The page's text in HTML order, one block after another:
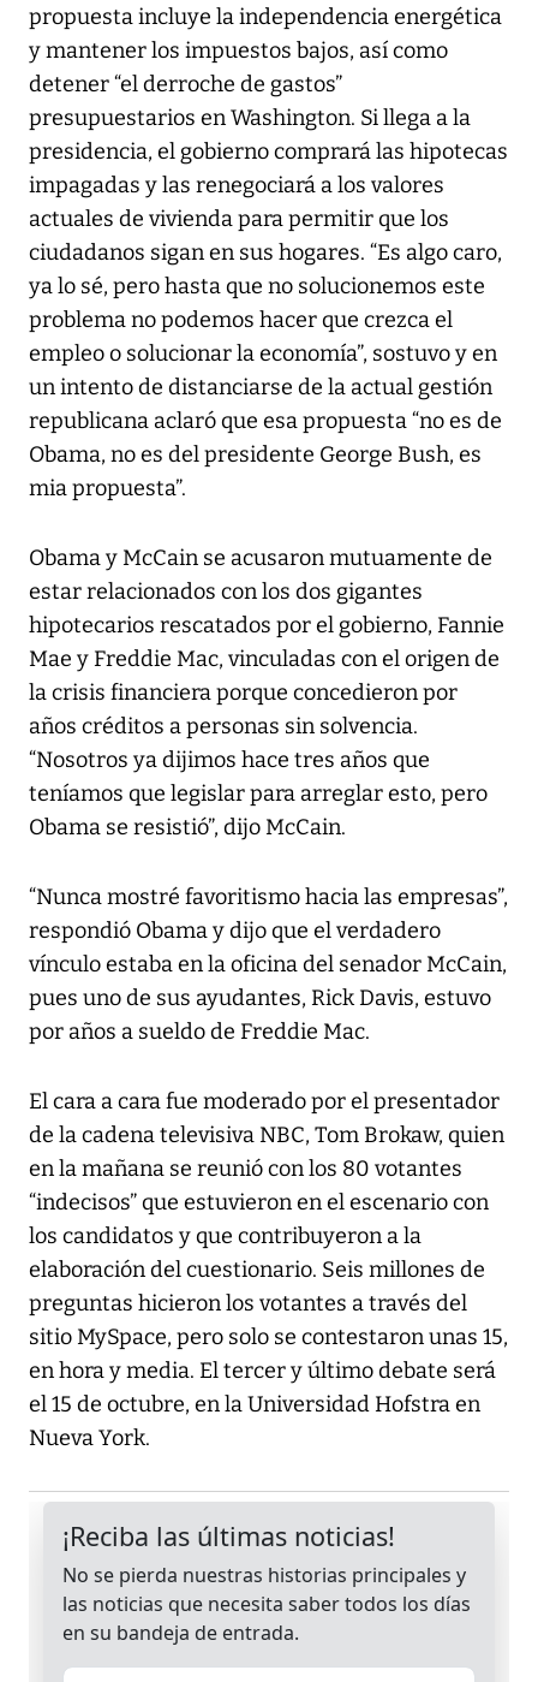
propuesta incluye la independencia energética
y mantener los impuestos bajos, así como
detener “el derroche de gastos”
presupuestarios en Washington. Si llega a la
presidencia, el gobierno comprará las hipotecas
impagadas y las renegociará a los valores
actuales de vivienda para permitir que los
ciudadanos sigan en sus hogares. “Es algo caro,
ya lo sé, pero hasta que no solucionemos este
problema no podemos hacer que crezca el
empleo o solucionar la economía”, sostuvo y en
un intento de distanciarse de la actual gestión
republicana aclaró que esa propuesta “no es de
Obama, no es del presidente George Bush, es
mia propuesta”.
Obama y McCain se acusaron mutuamente de
estar relacionados con los dos gigantes
hipotecarios rescatados por el gobierno, Fannie
Mae y Freddie Mac, vinculadas con el origen de
la crisis financiera porque concedieron por
años créditos a personas sin solvencia.
“Nosotros ya dijimos hace tres años que
teníamos que legislar para arreglar esto, pero
Obama se resistió”, dijo McCain.
“Nunca mostré favoritismo hacia las empresas”,
respondió Obama y dijo que el verdadero
vínculo estaba en la oficina del senador McCain,
pues uno de sus ayudantes, Rick Davis, estuvo
por años a sueldo de Freddie Mac.
El cara a cara fue moderado por el presentador
de la cadena televisiva NBC, Tom Brokaw, quien
en la mañana se reunió con los 80 votantes
“indecisos” que estuvieron en el escenario con
los candidatos y que contribuyeron a la
elaboración del cuestionario. Seis millones de
preguntas hicieron los votantes a través del
sitio MySpace, pero solo se contestaron unas 15,
en hora y media. El tercer y último debate será
el 15 de octubre, en la Universidad Hofstra en
Nueva York.